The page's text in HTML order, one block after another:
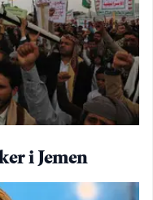
i Jemen